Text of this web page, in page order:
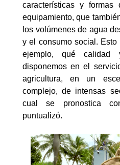
características y
equipamiento, que
los volúmenes de agua
y el consumo social. Esto
ejemplo, qué
disponemos en el
agricultura, en un
complejo, de intensas
cual se pronostica
puntualizó.